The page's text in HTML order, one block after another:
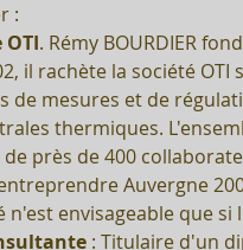
:
. Rémy BOURDIER
il rachète la société OTI
de mesures et de
thermiques.
près de 400
Auvergne
envisageable que si
: Titulaire d'un